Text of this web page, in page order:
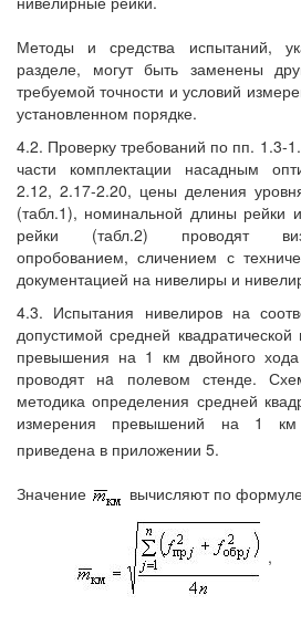
Методы и средства испытаний,
разделе, могут быть заменены
требуемой точности и условий
установленном порядке.
4.2. Проверку требований по пп. 1.3-
части комплектации насадным
2.12, 2.17-2.20, цены деления
(табл.1), номинальной длины рейки
рейки (табл.2) проводят
опробованием, сличением с
документацией на нивелиры и
4.3. Испытания нивелиров на
допустимой средней
превышения на 1 км двойного
проводят нa полевом стенде.
методика определения средней
измерения превышений на 1
приведена в приложении 5.
Значение
вычисляют по
,